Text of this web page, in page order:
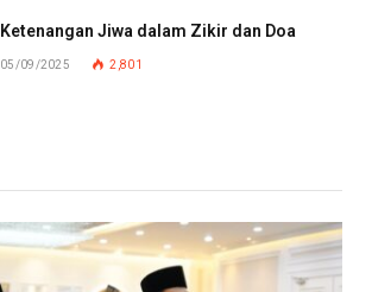
Ketenangan Jiwa dalam Zikir dan Doa
05/09/2025 2,801